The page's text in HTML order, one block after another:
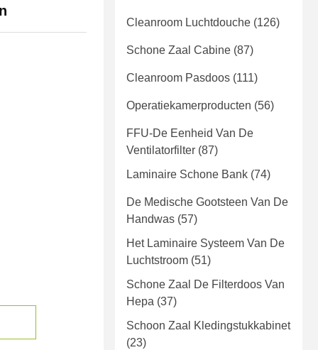
Cleanroom Luchtdouche (126)
Schone Zaal Cabine (87)
Cleanroom Pasdoos (111)
Operatiekamerproducten (56)
FFU-De Eenheid Van De
Ventilatorfilter (87)
Laminaire Schone Bank (74)
De Medische Gootsteen Van De
Handwas (57)
Het Laminaire Systeem Van De
Luchtstroom (51)
Schone Zaal De Filterdoos Van
Hepa (37)
Schoon Zaal Kledingstukkabinet
(23)